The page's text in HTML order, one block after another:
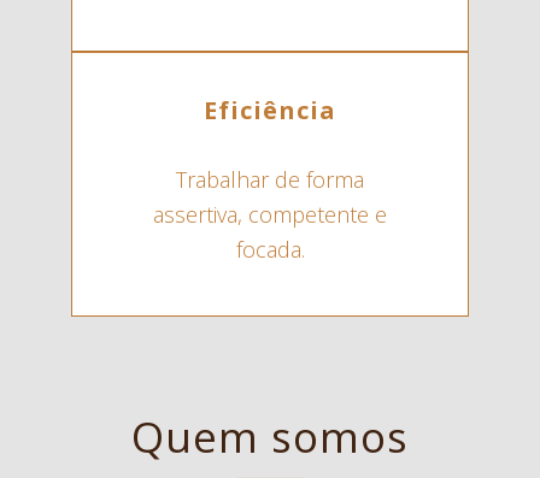
Eficiência
Trabalhar de forma
assertiva, competente e
focada.
Quem somos